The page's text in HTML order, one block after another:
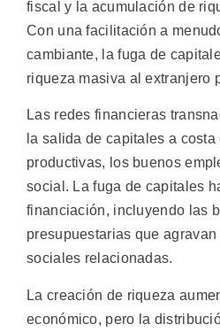
fiscal y la acumulación de
Con una facilitación a
cambiante, la fuga de
riqueza masiva al extranjero
Las redes financieras
la salida de capitales a
productivas, los buenos
social. La fuga de capitales
financiación, incluyendo las
presupuestarias que
sociales relacionadas.
La creación de riqueza
económico, pero la